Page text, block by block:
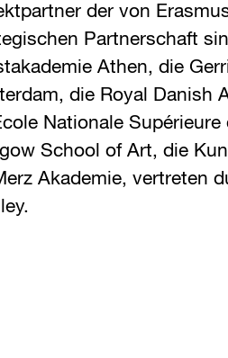
der von
Partnerschaft
Athen, die
die Royal Danish
Nationale Supérieure
School of Art, die
Akademie, vertreten